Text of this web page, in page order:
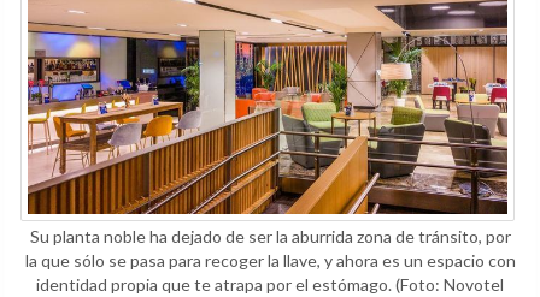
Su planta noble ha dejado de ser la aburrida zona de tránsito, por
la que sólo se pasa para recoger la llave, y ahora es un espacio con
identidad propia que te atrapa por el estómago.(Foto: Novotel